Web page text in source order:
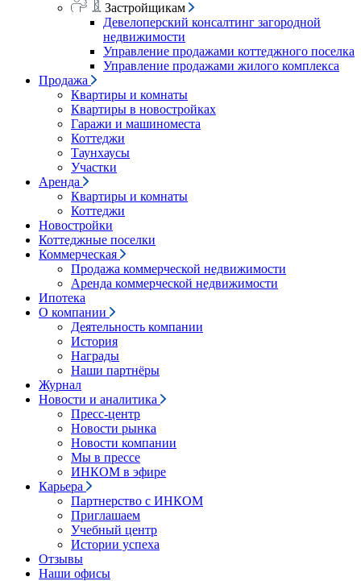
Застройщикам
Девелоперский консалтинг загородной
недвижимости
Управление продажами коттеджного поселка
Управление продажами жилого комплекса
Продажа
Квартиры и комнаты
Квартиры в новостройках
Гаражи и машиноместа
Коттеджи
Таунхаусы
Участки
Аренда
Квартиры и комнаты
Коттеджи
Новостройки
Коттеджные поселки
Коммерческая
Продажа коммерческой недвижимости
Аренда коммерческой недвижимости
Ипотека
О компании
Деятельность компании
История
Награды
Наши партнёры
Журнал
Новости и аналитика
Пресс-центр
Новости рынка
Новости компании
Мы в прессе
ИНКОМ в эфире
Карьера
Партнерство с ИНКОМ
Приглашаем
Учебный центр
Истории успеха
Отзывы
Наши офисы